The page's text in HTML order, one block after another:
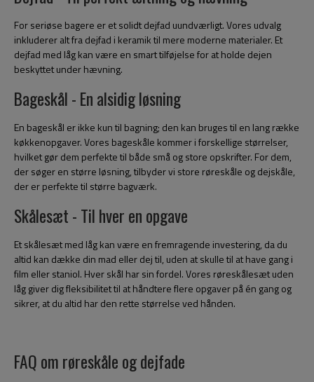
For seriøse bagere er et solidt dejfad uundværligt. Vores udvalg
inkluderer alt fra dejfad i keramik til mere moderne materialer. Et
dejfad med låg kan være en smart tilføjelse for at holde dejen
beskyttet under hævning.
Bageskål - En alsidig løsning
En bageskål er ikke kun til bagning; den kan bruges til en lang række
køkkenopgaver. Vores bageskåle kommer i forskellige størrelser,
hvilket gør dem perfekte til både små og store opskrifter. For dem,
der søger en større løsning, tilbyder vi store røreskåle og dejskåle,
der er perfekte til større bagværk.
Skålesæt - Til hver en opgave
Et skålesæt med låg kan være en fremragende investering, da du
altid kan dække din mad eller dej til, uden at skulle til at have gang i
film eller staniol. Hver skål har sin fordel. Vores røreskålesæt uden
låg giver dig fleksibilitet til at håndtere flere opgaver på én gang og
sikrer, at du altid har den rette størrelse ved hånden.
FAQ om røreskåle og dejfade